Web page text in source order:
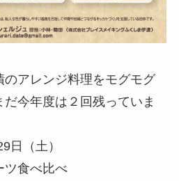
アレンジ料理をモグモグ
今年度は２回残っていま
日（土）
べ比べ